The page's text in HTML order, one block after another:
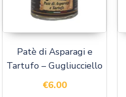
Patè di Asparagi e
Tartufo – Gugliucciello
€6.00